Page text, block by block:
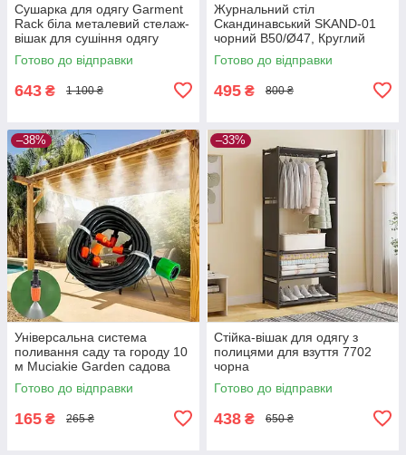
Сушарка для одягу Garment
Rack біла металевий стелаж-
вішак для сушіння одягу
Готово до відправки
643 ₴ 1 100 ₴
Журнальний стіл
Скандинавський SKAND-01
чорний В50/Ø47, Круглий
приставний столик для
вітальні, спальні
Готово до відправки
495 ₴ 800 ₴
–38%
Універсальна система
поливання саду та городу 10
м Muciakie Garden садова
насадка-розпилювач для
зрошення 4/7 м
Готово до відправки
165 ₴ 265 ₴
–33%
Стійка-вішак для одягу з
полицями для взуття 7702
чорна
Готово до відправки
438 ₴ 650 ₴